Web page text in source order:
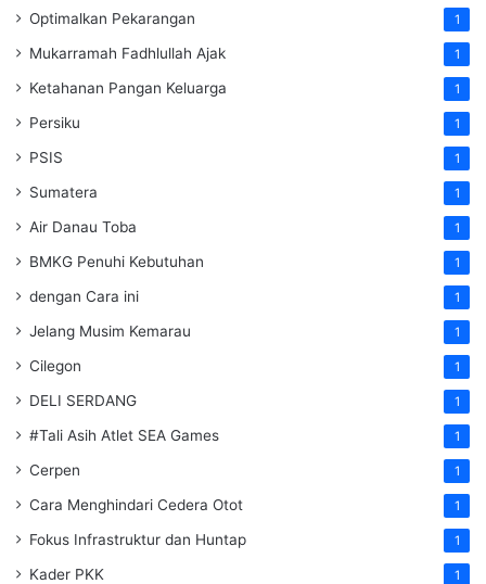
Optimalkan Pekarangan 1
Mukarramah Fadhlullah Ajak 1
Ketahanan Pangan Keluarga 1
Persiku 1
PSIS 1
Sumatera 1
Air Danau Toba 1
BMKG Penuhi Kebutuhan 1
dengan Cara ini 1
Jelang Musim Kemarau 1
Cilegon 1
DELI SERDANG 1
#Tali Asih Atlet SEA Games 1
Cerpen 1
Cara Menghindari Cedera Otot 1
Fokus Infrastruktur dan Huntap 1
Kader PKK 1